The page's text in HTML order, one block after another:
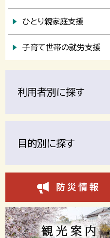
ひとり親家庭支援
子育て世帯の就労支援
利用者別に探す
目的別に探す